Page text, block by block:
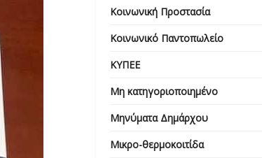
Κοινωνική Προστασία
Κοινωνικό Παντοπωλείο
ΚΥΠΕΕ
Μη κατηγοριοποιημένο
Μηνύματα Δημάρχου
Μικρο-θερμοκοιτίδα